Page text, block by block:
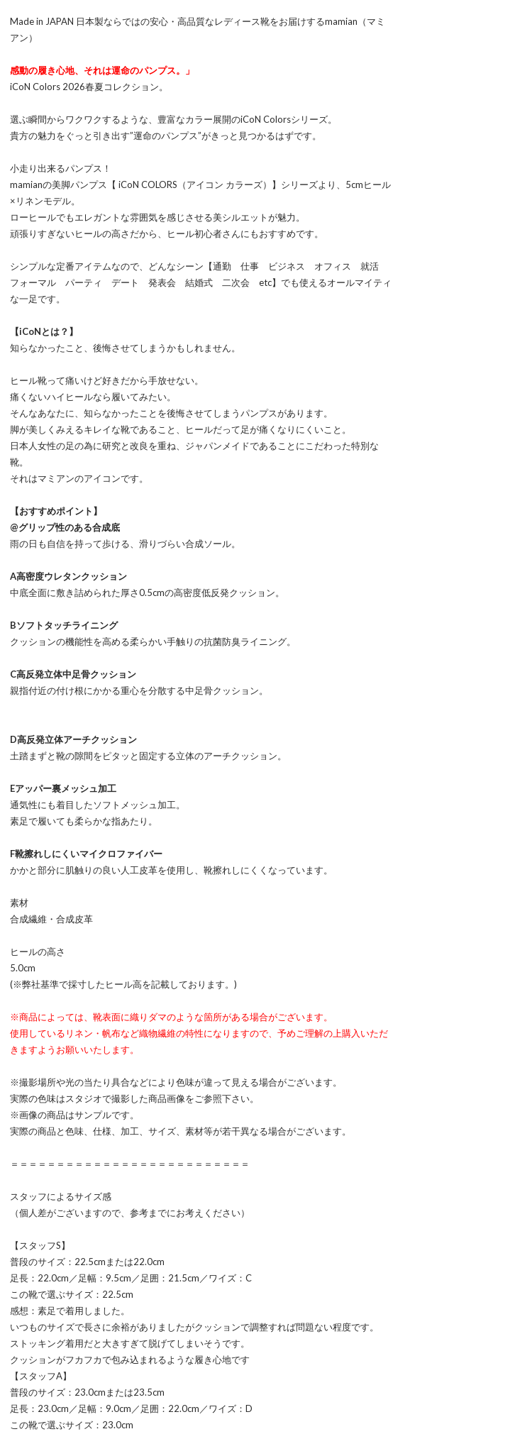
Made in JAPAN 日本製ならではの安心・高品質なレディース靴をお届けするmamian（マミ
アン）
感動の履き心地、それは運命のパンプス。」
iCoN Colors 2026春夏コレクション。
選ぶ瞬間からワクワクするような、豊富なカラー展開のiCoN Colorsシリーズ。
貴方の魅力をぐっと引き出す”運命のパンプス”がきっと見つかるはずです。
小走り出来るパンプス！
mamianの美脚パンプス【 iCoN COLORS（アイコン カラーズ）】シリーズより、5cmヒール
×リネンモデル。
ローヒールでもエレガントな雰囲気を感じさせる美シルエットが魅力。
頑張りすぎないヒールの高さだから、ヒール初心者さんにもおすすめです。
シンプルな定番アイテムなので、どんなシーン【通勤 仕事 ビジネス オフィス 就活
フォーマル パーティ デート 発表会 結婚式 二次会 etc】でも使えるオールマイティ
な一足です。
【iCoNとは？】
知らなかったこと、後悔させてしまうかもしれません。
ヒール靴って痛いけど好きだから手放せない。
痛くないハイヒールなら履いてみたい。
そんなあなたに、知らなかったことを後悔させてしまうパンプスがあります。
脚が美しくみえるキレイな靴であること、ヒールだって足が痛くなりにくいこと。
日本人女性の足の為に研究と改良を重ね、ジャパンメイドであることにこだわった特別な
靴。
それはマミアンのアイコンです。
【おすすめポイント】
@グリップ性のある合成底
雨の日も自信を持って歩ける、滑りづらい合成ソール。
A高密度ウレタンクッション
中底全面に敷き詰められた厚さ0.5cmの高密度低反発クッション。
Bソフトタッチライニング
クッションの機能性を高める柔らかい手触りの抗菌防臭ライニング。
C高反発立体中足骨クッション
親指付近の付け根にかかる重心を分散する中足骨クッション。
D高反発立体アーチクッション
土踏まずと靴の隙間をピタッと固定する立体のアーチクッション。
Eアッパー裏メッシュ加工
通気性にも着目したソフトメッシュ加工。
素足で履いても柔らかな指あたり。
F靴擦れしにくいマイクロファイバー
かかと部分に肌触りの良い人工皮革を使用し、靴擦れしにくくなっています。
素材
合成繊維・合成皮革
ヒールの高さ
5.0cm
(※弊社基準で採寸したヒール高を記載しております。)
※商品によっては、靴表面に織りダマのような箇所がある場合がございます。
使用しているリネン・帆布など織物繊維の特性になりますので、予めご理解の上購入いただ
きますようお願いいたします。
※撮影場所や光の当たり具合などにより色味が違って見える場合がございます。
実際の色味はスタジオで撮影した商品画像をご参照下さい。
※画像の商品はサンプルです。
実際の商品と色味、仕様、加工、サイズ、素材等が若干異なる場合がございます。
＝＝＝＝＝＝＝＝＝＝＝＝＝＝＝＝＝＝＝＝＝＝＝＝＝＝
スタッフによるサイズ感
（個人差がございますので、参考までにお考えください）
【スタッフS】
普段のサイズ：22.5cmまたは22.0cm
足長：22.0cm／足幅：9.5cm／足囲：21.5cm／ワイズ：C
この靴で選ぶサイズ：22.5cm
感想：素足で着用しました。
いつものサイズで長さに余裕がありましたがクッションで調整すれば問題ない程度です。
ストッキング着用だと大きすぎて脱げてしまいそうです。
クッションがフカフカで包み込まれるような履き心地です
【スタッフA】
普段のサイズ：23.0cmまたは23.5cm
足長：23.0cm／足幅：9.0cm／足囲：22.0cm／ワイズ：D
この靴で選ぶサイズ：23.0cm